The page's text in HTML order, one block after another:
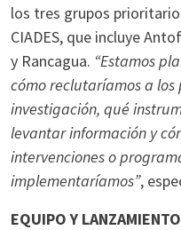
los tres grupos
CIADES, que incluye
y Rancagua. “Estamos
cómo reclutaríamos a
investigación, qué
levantar información y
intervenciones o
implementaríamos”,
EQUIPO Y LANZAMIENTO